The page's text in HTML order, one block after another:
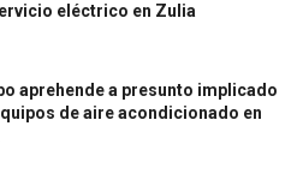
eléctrico en Zulia
aprehende a presunto implicado
de aire acondicionado en